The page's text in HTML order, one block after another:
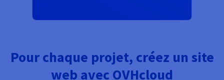
Pour chaque projet, créez un site
web avec OVHcloud